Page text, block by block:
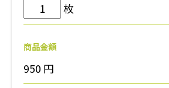
枚
商品金額
950 円